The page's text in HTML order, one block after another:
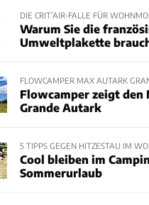
DIE CRIT’AIR-FALLE FÜR
Warum Sie die
Umweltplakette
FLOWCAMPER MAX AUTARK
Flowcamper zeigt den
Grande Autark
5 TIPPS GEGEN HITZESTAU IM
Cool bleiben im
Sommerurlaub